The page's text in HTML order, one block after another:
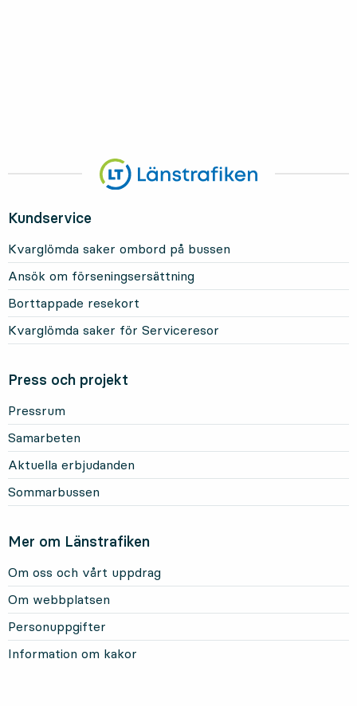
Kundservice
Kvarglömda saker ombord på bussen
Ansök om förseningsersättning
Borttappade resekort
Kvarglömda saker för Serviceresor
Press och projekt
Pressrum
Samarbeten
Aktuella erbjudanden
Sommarbussen
Mer om Länstrafiken
Om oss och vårt uppdrag
Om webbplatsen
Personuppgifter
Information om kakor